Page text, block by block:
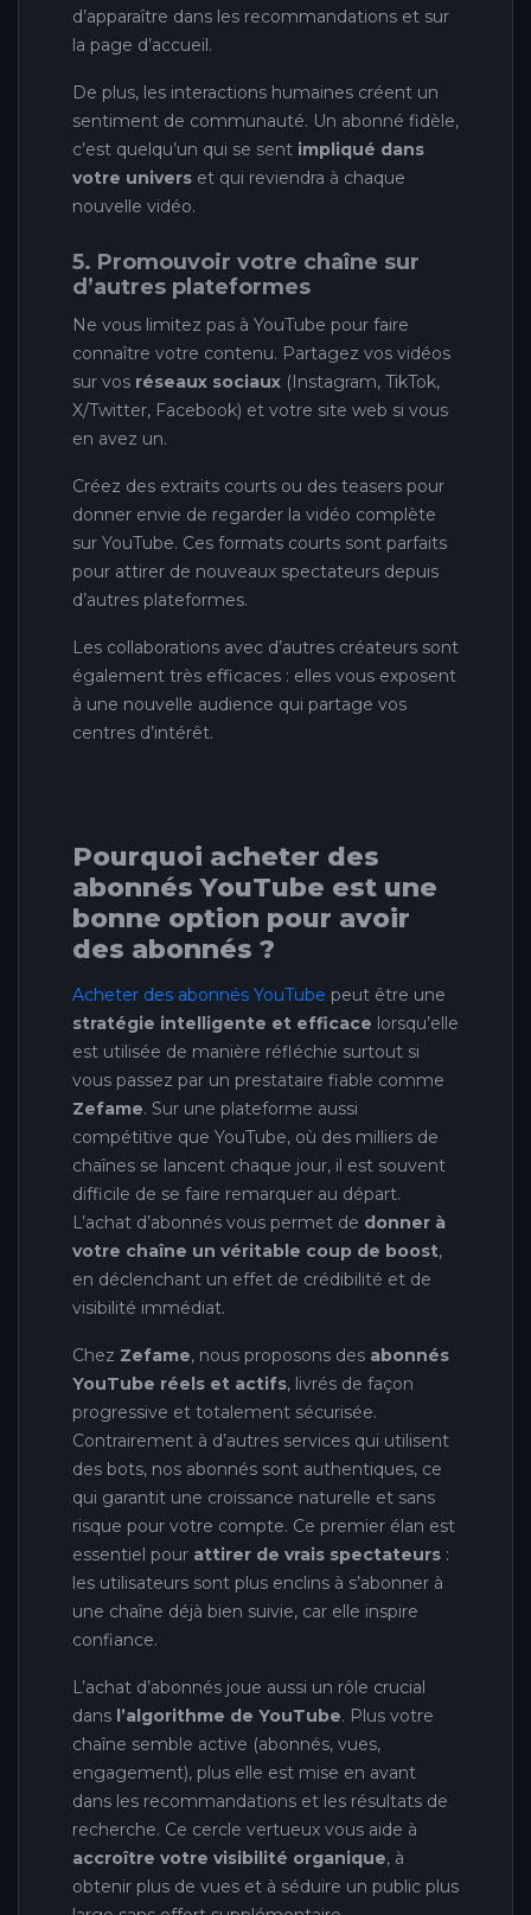
d’apparaître dans les recommandations et sur
la page d’accueil.
De plus, les interactions humaines créent un
sentiment de communauté. Un abonné fidèle,
c’est quelqu’un qui se sent impliqué dans
votre univers et qui reviendra à chaque
nouvelle vidéo.
5. Promouvoir votre chaîne sur
d’autres plateformes
Ne vous limitez pas à YouTube pour faire
connaître votre contenu. Partagez vos vidéos
sur vos réseaux sociaux (Instagram, TikTok,
X/Twitter, Facebook) et votre site web si vous
en avez un.
Créez des extraits courts ou des teasers pour
donner envie de regarder la vidéo complète
sur YouTube. Ces formats courts sont parfaits
pour attirer de nouveaux spectateurs depuis
d’autres plateformes.
Les collaborations avec d’autres créateurs sont
également très efficaces : elles vous exposent
à une nouvelle audience qui partage vos
centres d’intérêt.
Pourquoi acheter des
abonnés YouTube est une
bonne option pour avoir
des abonnés ?
Acheter des abonnés YouTube peut être une
stratégie intelligente et efficace lorsqu’elle
est utilisée de manière réfléchie surtout si
vous passez par un prestataire fiable comme
Zefame. Sur une plateforme aussi
compétitive que YouTube, où des milliers de
chaînes se lancent chaque jour, il est souvent
difficile de se faire remarquer au départ.
L’achat d’abonnés vous permet de donner à
votre chaîne un véritable coup de boost,
en déclenchant un effet de crédibilité et de
visibilité immédiat.
Chez Zefame, nous proposons des abonnés
YouTube réels et actifs, livrés de façon
progressive et totalement sécurisée.
Contrairement à d’autres services qui utilisent
des bots, nos abonnés sont authentiques, ce
qui garantit une croissance naturelle et sans
risque pour votre compte. Ce premier élan est
essentiel pour attirer de vrais spectateurs :
les utilisateurs sont plus enclins à s’abonner à
une chaîne déjà bien suivie, car elle inspire
confiance.
L’achat d’abonnés joue aussi un rôle crucial
dans l’algorithme de YouTube. Plus votre
chaîne semble active (abonnés, vues,
engagement), plus elle est mise en avant
dans les recommandations et les résultats de
recherche. Ce cercle vertueux vous aide à
accroître votre visibilité organique, à
obtenir plus de vues et à séduire un public plus